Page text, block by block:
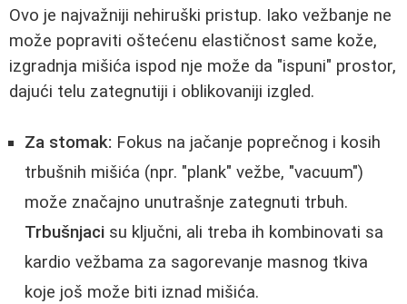
Ovo je najvažniji nehiruški pristup. Iako vežbanje ne
može popraviti oštećenu elastičnost same kože,
izgradnja mišića ispod nje može da "ispuni" prostor,
dajući telu zategnutiji i oblikovaniji izgled.
Za stomak: Fokus na jačanje poprečnog i kosih
trbušnih mišića (npr. "plank" vežbe, "vacuum")
može značajno unutrašnje zategnuti trbuh.
Trbušnjaci su ključni, ali treba ih kombinovati sa
kardio vežbama za sagorevanje masnog tkiva
koje još može biti iznad mišića.